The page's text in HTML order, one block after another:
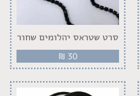
סרט שטראס יהלומים שחור
₪ 30